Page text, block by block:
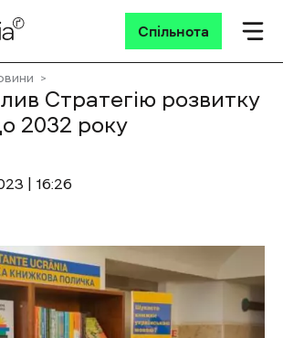
Спільнота
Стратегію розвитку
2032 року
| 16:26